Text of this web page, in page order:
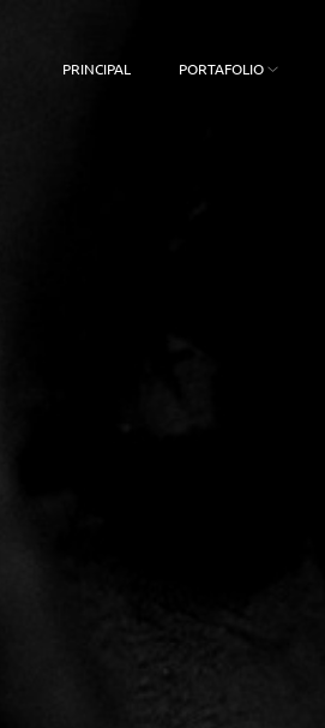
PRINCIPAL PORTAFOLIO